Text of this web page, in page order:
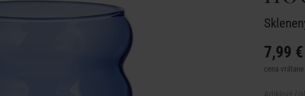
7,99 €
cena vrátane